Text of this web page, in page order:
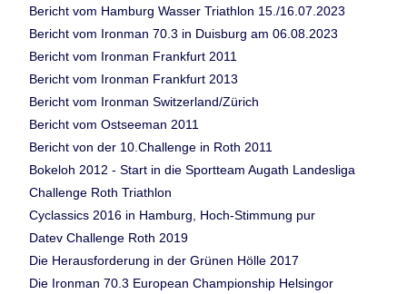
Bericht vom Hamburg Wasser Triathlon 15./16.07.2023
Bericht vom Ironman 70.3 in Duisburg am 06.08.2023
Bericht vom Ironman Frankfurt 2011
Bericht vom Ironman Frankfurt 2013
Bericht vom Ironman Switzerland/Zürich
Bericht vom Ostseeman 2011
Bericht von der 10.Challenge in Roth 2011
Bokeloh 2012 - Start in die Sportteam Augath Landesliga
Challenge Roth Triathlon
Cyclassics 2016 in Hamburg, Hoch-Stimmung pur
Datev Challenge Roth 2019
Die Herausforderung in der Grünen Hölle 2017
Die Ironman 70.3 European Championship Helsingor